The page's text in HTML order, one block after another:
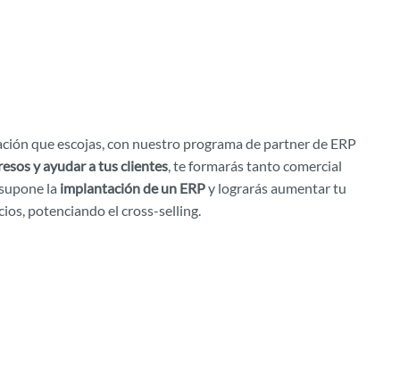
que escojas, con nuestro programa de partner de ERP
y ayudar a tus clientes, te formarás tanto comercial
la implantación de un ERPy lograrás aumentar tu
potenciando el cross-selling.